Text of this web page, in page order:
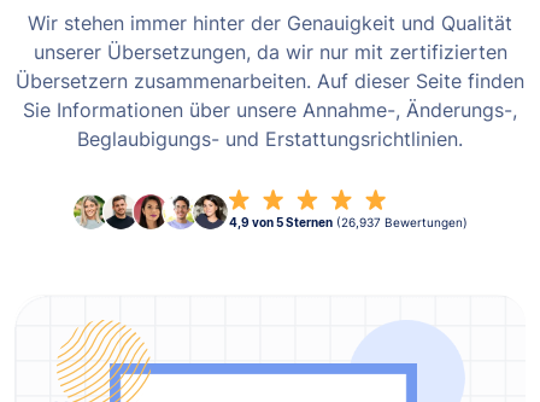
Wir stehen immer hinter der Genauigkeit und Qualität
unserer Übersetzungen, da wir nur mit zertifizierten
Übersetzern zusammenarbeiten. Auf dieser Seite finden
Sie Informationen über unsere Annahme-, Änderungs-,
Beglaubigungs- und Erstattungsrichtlinien.
4,9 von 5 Sternen (26,937 Bewertungen)